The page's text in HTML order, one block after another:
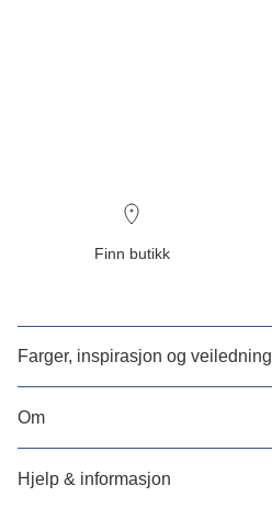
Finn butikk
Farger, inspirasjon og veiledning
Om
Hjelp & informasjon